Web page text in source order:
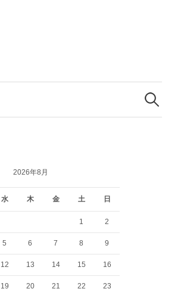
索:
2026年8月
水 木 金 土 日
1 2
5 6 7 8 9
12 13 14 15 16
19 20 21 22 23